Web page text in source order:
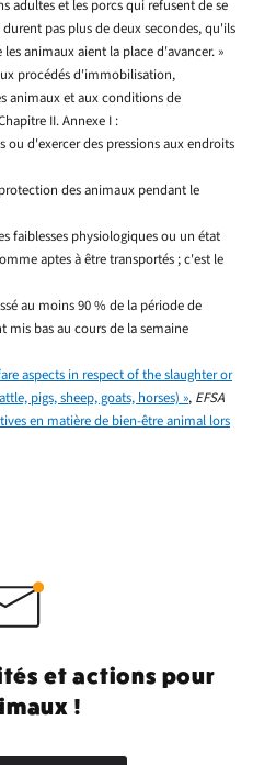
adultes et les porcs qui refusent de se
pas plus de deux secondes, qu'ils
animaux aient la place d'avancer. »
procédés d'immobilisation,
animaux et aux conditions de
II. Annexe I :
ou d'exercer des pressions aux endroits
des animaux pendant le
faiblesses physiologiques ou un état
aptes à être transportés ; c'est le
au moins 90 % de la période de
bas au cours de la semaine
aspects in respect of the slaughter or
pigs, sheep, goats, horses) », EFSA
en matière de bien-être animal lors
et actions pour
!